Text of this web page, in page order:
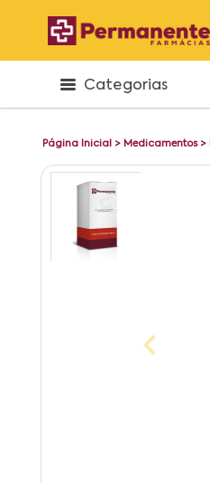
Categorias
Página Inicial > Medicamentos>